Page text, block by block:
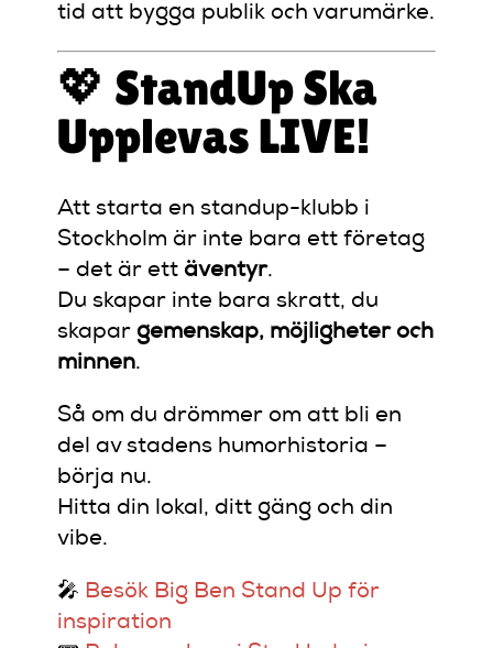
tid att bygga publik och varumärke.
💖 StandUp Ska
Upplevas LIVE!
Att starta en standup-klubb i
Stockholm är inte bara ett företag
– det är ettäventyr.
Du skapar inte bara skratt, du
skapar gemenskap, möjligheter och
minnen.
Så om du drömmer om att bli en
del av stadens humorhistoria –
börja nu.
Hitta din lokal, ditt gäng och din
vibe.
🎤 Besök Big Ben Stand Up för
inspiration